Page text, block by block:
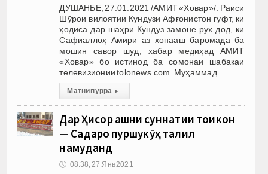
ДУШАНБЕ, 27.01.2021 /АМИТ «Ховар»/. Раиси
Шӯрои вилоятии Кундузи Афғонистон гуфт, ки
ҳодиса дар шаҳри Кундуз замоне рух дод, ки
Сафиаллоҳ Амирӣ аз хонааш баромада ба
мошин савор шуд, хабар медиҳад АМИТ
«Ховар» бо истинод ба сомонаи шабакаи
телевизионии tolonews.com. Муҳаммад
Матни пурра ▸
Дар Ҳисор ҷашни суннатии тоҷикон
— Садаро пуршукӯҳ таҷлил
намуданд
🕔 08:38, 27.Янв 2021